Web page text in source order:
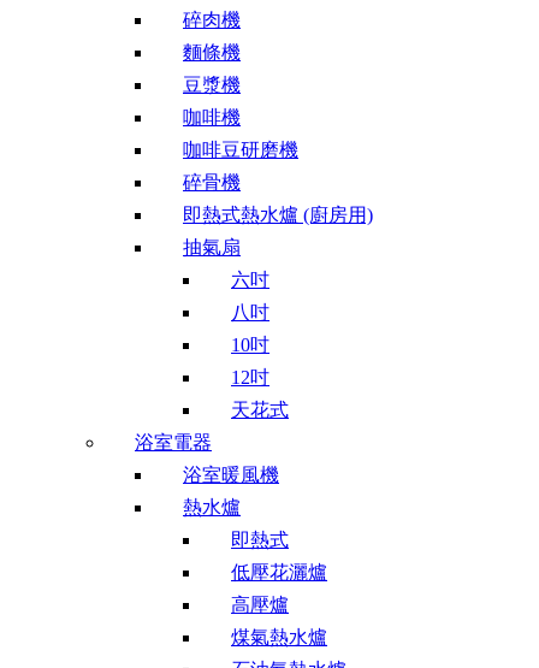
碎肉機
麵條機
豆漿機
咖啡機
咖啡豆研磨機
碎骨機
即熱式熱水爐 (廚房用)
抽氣扇
六吋
八吋
10吋
12吋
天花式
浴室電器
浴室暖風機
熱水爐
即熱式
低壓花灑爐
高壓爐
煤氣熱水爐